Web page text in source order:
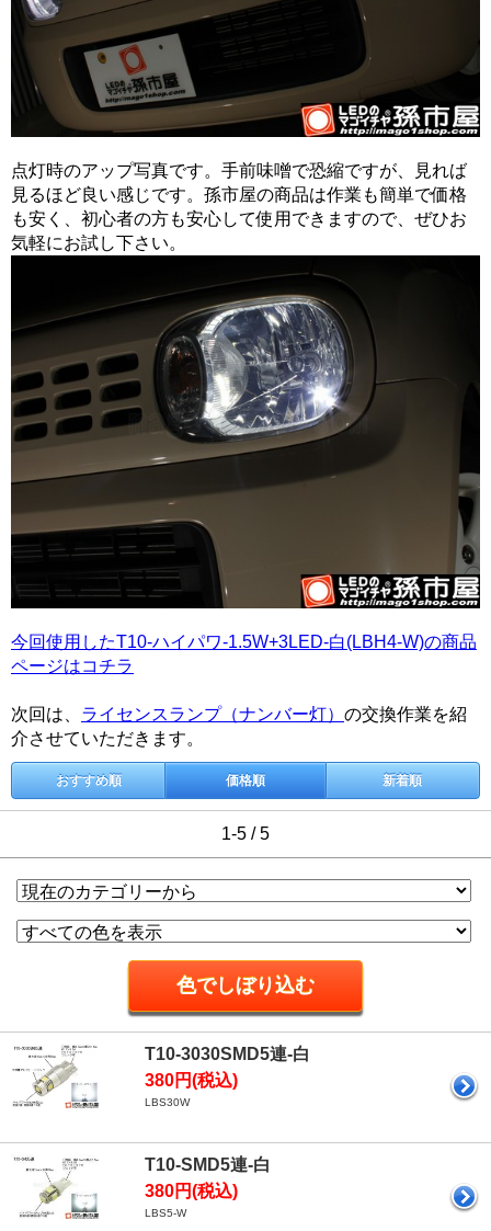
点灯時のアップ写真です。手前味噌で恐縮ですが、見れば
見るほど良い感じです。孫市屋の商品は作業も簡単で価格
も安く、初心者の方も安心して使用できますので、ぜひお
気軽にお試し下さい。
今回使用したT10-ハイパワ-1.5W+3LED-白(LBH4-W)の商品
ページはコチラ
次回は、 ライセンスランプ（ナンバー灯） の交換作業を紹
介させていただきます。
おすすめ順 価格順 新着順
1-5 / 5
T10-3030SMD5連-白
380円(税込)
LBS30W
T10-SMD5連-白
380円(税込)
LBS5-W